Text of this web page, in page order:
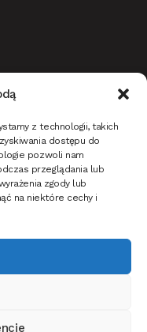
z technologii, takich
dostępu do
pozwoli nam
przeglądania lub
zgody lub
na niektóre cechy i
jako dobra
– na co
w korytarzu –
Bożego